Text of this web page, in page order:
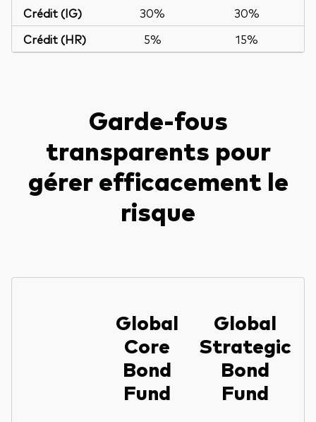
Crédit (IG) 30%
30%
Crédit (HR)
5% 15%
Garde-fous
transparents pour
gérer efficacement le
risque
Global
Core
Bond
Fund
Global
Strategic
Bond
Fund